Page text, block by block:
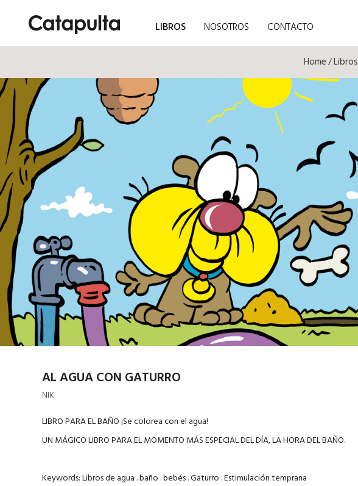
LIBROS NOSOTROS CONTACTO
Home/Libros
AL AGUA CON GATURRO
NIK
LIBRO PARA EL BAÑO ¡Se colorea con el agua!
UN MÁGICO LIBRO PARA EL MOMENTO MÁS ESPECIAL DEL DÍA, LA HORA DEL BAÑO.
Keywords: Libros de agua . baño . bebés . Gaturro . Estimulación temprana